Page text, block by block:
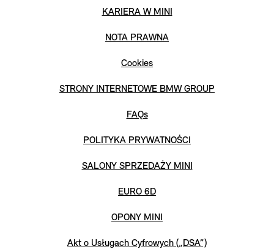
KARIERA W MINI
NOTA PRAWNA
Cookies
STRONY INTERNETOWE BMW GROUP
FAQs
POLITYKA PRYWATNOŚCI
SALONY SPRZEDAŻY MINI
EURO 6D
OPONY MINI
Akt o Usługach Cyfrowych („DSA”)